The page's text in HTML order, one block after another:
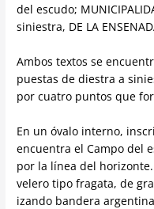
del escudo;
siniestra, DE LA
Ambos textos se
puestas de diestra a
por cuatro puntos que
En un óvalo interno,
encuentra el Campo del
por la línea del
velero tipo fragata, de
izando bandera